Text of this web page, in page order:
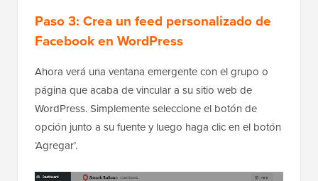
Paso 3: Crea un feed personalizado de
Facebook en WordPress
Ahora verá una ventana emergente con el grupo o
página que acaba de vincular a su sitio web de
WordPress. Simplemente seleccione el botón de
opción junto a su fuente y luego haga clic en el botón
‘Agregar’.